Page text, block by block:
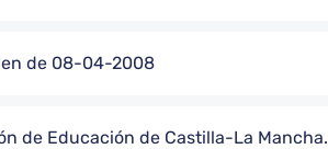
de 08-04-2008
de Educación de Castilla-La Mancha.